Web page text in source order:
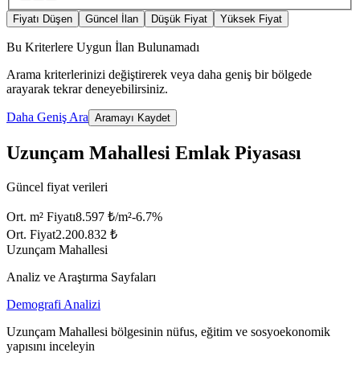
Fiyatı Düşen Güncel İlan Düşük Fiyat Yüksek Fiyat
Bu Kriterlere Uygun İlan Bulunamadı
Arama kriterlerinizi değiştirerek veya daha geniş bir bölgede
arayarak tekrar deneyebilirsiniz.
Daha Geniş Ara Aramayı Kaydet
Uzunçam Mahallesi Emlak Piyasası
Güncel fiyat verileri
Ort. m² Fiyatı8.597 ₺/m²-6.7%
Ort. Fiyat2.200.832 ₺
Uzunçam Mahallesi
Analiz ve Araştırma Sayfaları
Demografi Analizi
Uzunçam Mahallesi bölgesinin nüfus, eğitim ve sosyoekonomik
yapısını inceleyin